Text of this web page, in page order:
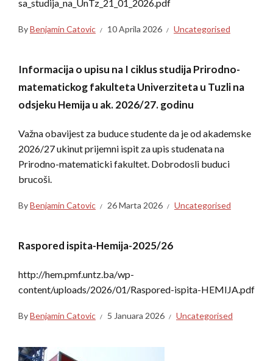
sa_studija_na_UnTz_21_01_2026.pdf
ByBenjamin Catovic 10 Aprila 2026 Uncategorised
Informacija o upisu na I ciklus studija Prirodno-
matematickog fakulteta Univerziteta u Tuzli na
odsjeku Hemija u ak. 2026/27. godinu
Važna obavijest za buduce studente da je od akademske
2026/27 ukinut prijemni ispit za upis studenata na
Prirodno-matematicki fakultet. Dobrodosli buduci
brucoši.
ByBenjamin Catovic 26 Marta 2026 Uncategorised
Raspored ispita-Hemija-2025/26
http://hem.pmf.untz.ba/wp-
content/uploads/2026/01/Raspored-ispita-HEMIJA.pdf
ByBenjamin Catovic 5 Januara 2026 Uncategorised